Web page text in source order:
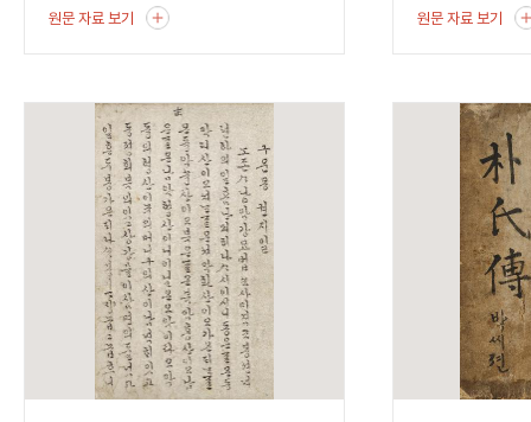
원문 자료 보기 원문 자료 보기